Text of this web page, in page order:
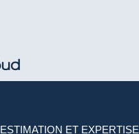
ESTIMATION ET EXPERTISE